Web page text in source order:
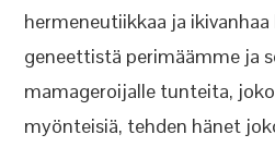
hermeneutiikkaa ja
geneettistä perimäämme ja
mamageroijalle tunteita,
myönteisiä, tehden hänet